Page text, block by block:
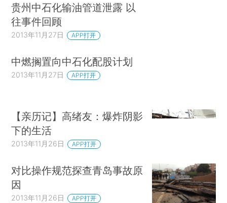
贵州中石化输油管道泄露 以
往事件回顾
2013年11月27日 APP打开
中燃搁置向中石化配股计划
2013年11月27日 APP打开
【亲历记】高绪友：爆炸阴影
下的生活
2013年11月26日 APP打开
对比操作规范探查青岛事故原
因
2013年11月26日 APP打开